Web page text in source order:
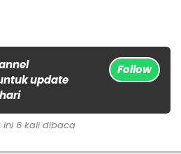
update
Follow
ini 6 kali dibaca